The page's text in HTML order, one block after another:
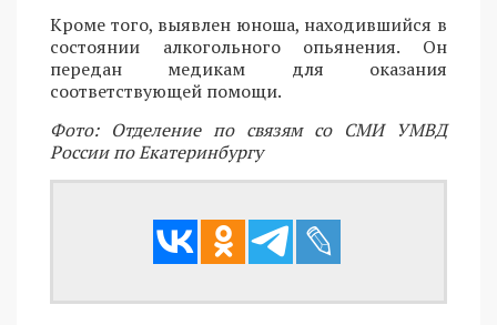
Кроме того, выявлен юноша, находившийся в
состоянии алкогольного опьянения. Он
передан медикам для оказания
соответствующей помощи.
Фото: Отделение по связям со СМИ УМВД
России по Екатеринбургу